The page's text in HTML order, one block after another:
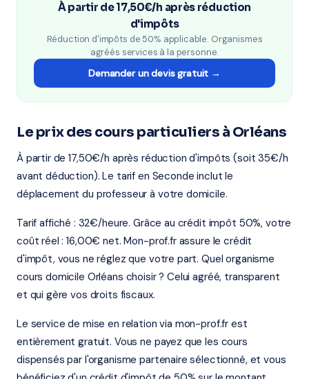
À partir de 17,50€/h après réduction
d'impôts
Réduction d'impôts de 50% applicable. Organismes
agréés services à la personne.
Demander un devis gratuit →
Le prix des cours particuliers à Orléans
À partir de 17,50€/h après réduction d'impôts (soit 35€/h
avant déduction). Le tarif en Seconde inclut le
déplacement du professeur à votre domicile.
Tarif affiché : 32€/heure. Grâce au crédit impôt 50%, votre
coût réel : 16,00€ net. Mon-prof.fr assure le crédit
d'impôt, vous ne réglez que votre part. Quel organisme
cours domicile Orléans choisir ? Celui agréé, transparent
et qui gère vos droits fiscaux.
Le service de mise en relation via mon-prof.fr est
entièrement gratuit. Vous ne payez que les cours
dispensés par l'organisme partenaire sélectionné, et vous